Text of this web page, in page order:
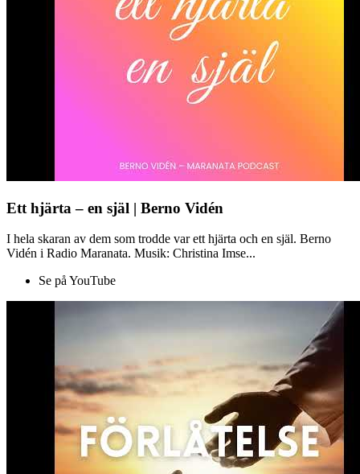
Ett hjärta – en själ | Berno Vidén
I hela skaran av dem som trodde var ett hjärta och en själ. Berno
Vidén i Radio Maranata. Musik: Christina Imse...
Se på YouTube